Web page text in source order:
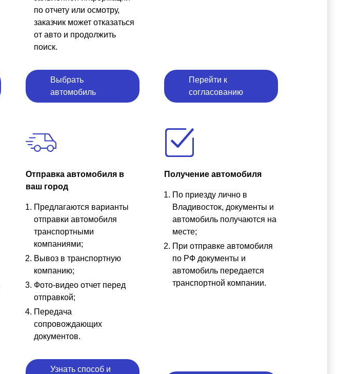
по отчету или осмотру,
заказчик может отказаться
от авто и продолжить
поиск.
Выбрать
автомобиль
Перейти к
согласованию
Отправка автомобиля в
ваш город
Предлагаются варианты
отправки автомобиля
транспортными
компаниями;
Вывоз в транспортную
компанию;
Фото-видео отчет перед
отправкой;
Передача
сопровождающих
документов.
Узнать способ и
Получение автомобиля
По приезду лично в
Владивосток, документы и
автомобиль получаются на
месте;
При отправке автомобиля
по РФ документы и
автомобиль передается
транспортной компании.